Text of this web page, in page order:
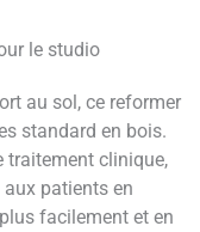
le studio
au sol, ce reformer
standard en bois.
traitement clinique,
patients en
facilement et en